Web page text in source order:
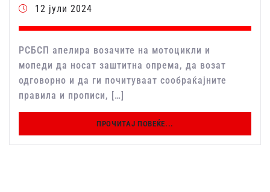
12 јули 2024
РСБСП апелира возачите на мотоцикли и
мопеди да носат заштитна опрема, да возат
одговорно и да ги почитуваат сообраќајните
правила и прописи, […]
ПРОЧИТАЈ ПОВЕЌЕ...